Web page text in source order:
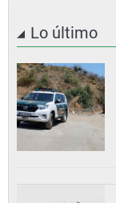
Lo último